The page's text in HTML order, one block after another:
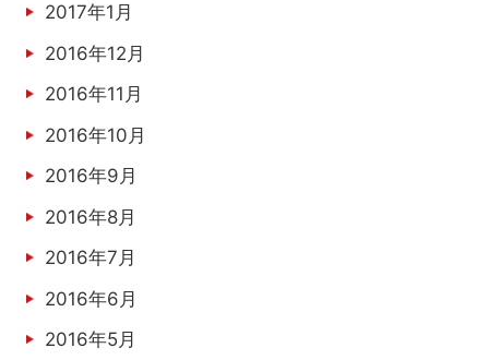
2017年1月
2016年12月
2016年11月
2016年10月
2016年9月
2016年8月
2016年7月
2016年6月
2016年5月